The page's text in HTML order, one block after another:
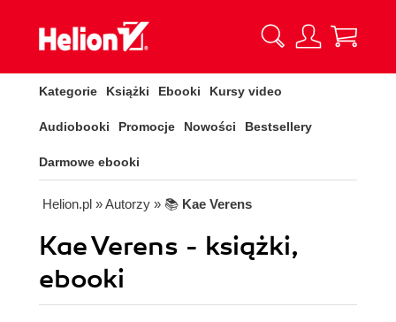
Kategorie Książki Ebooki Kursy video
Audiobooki Promocje Nowości Bestsellery
Darmowe ebooki
Helion.pl » Autorzy » 📚 Kae Verens
Kae Verens - książki,
ebooki